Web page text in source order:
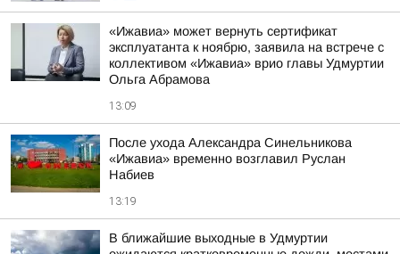
«Ижавиа» может вернуть сертификат
эксплуатанта к ноябрю, заявила на встрече с
коллективом «Ижавиа» врио главы Удмуртии
Ольга Абрамова
13:09
После ухода Александра Синельникова
«Ижавиа» временно возглавил Руслан
Набиев
13:19
В ближайшие выходные в Удмуртии